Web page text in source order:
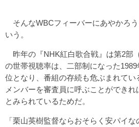
そんなWBCフィーバーにあやかろ
いう。
昨年の『NHK紅白歌合戦』は第2部
の世帯視聴率は、二部制になった
位となり、番組の存続も危ぶまれてい
メンバーを審査員に呼ぶことができ
とみられているためだ。
「栗山英樹監督ならおそらく安パイ